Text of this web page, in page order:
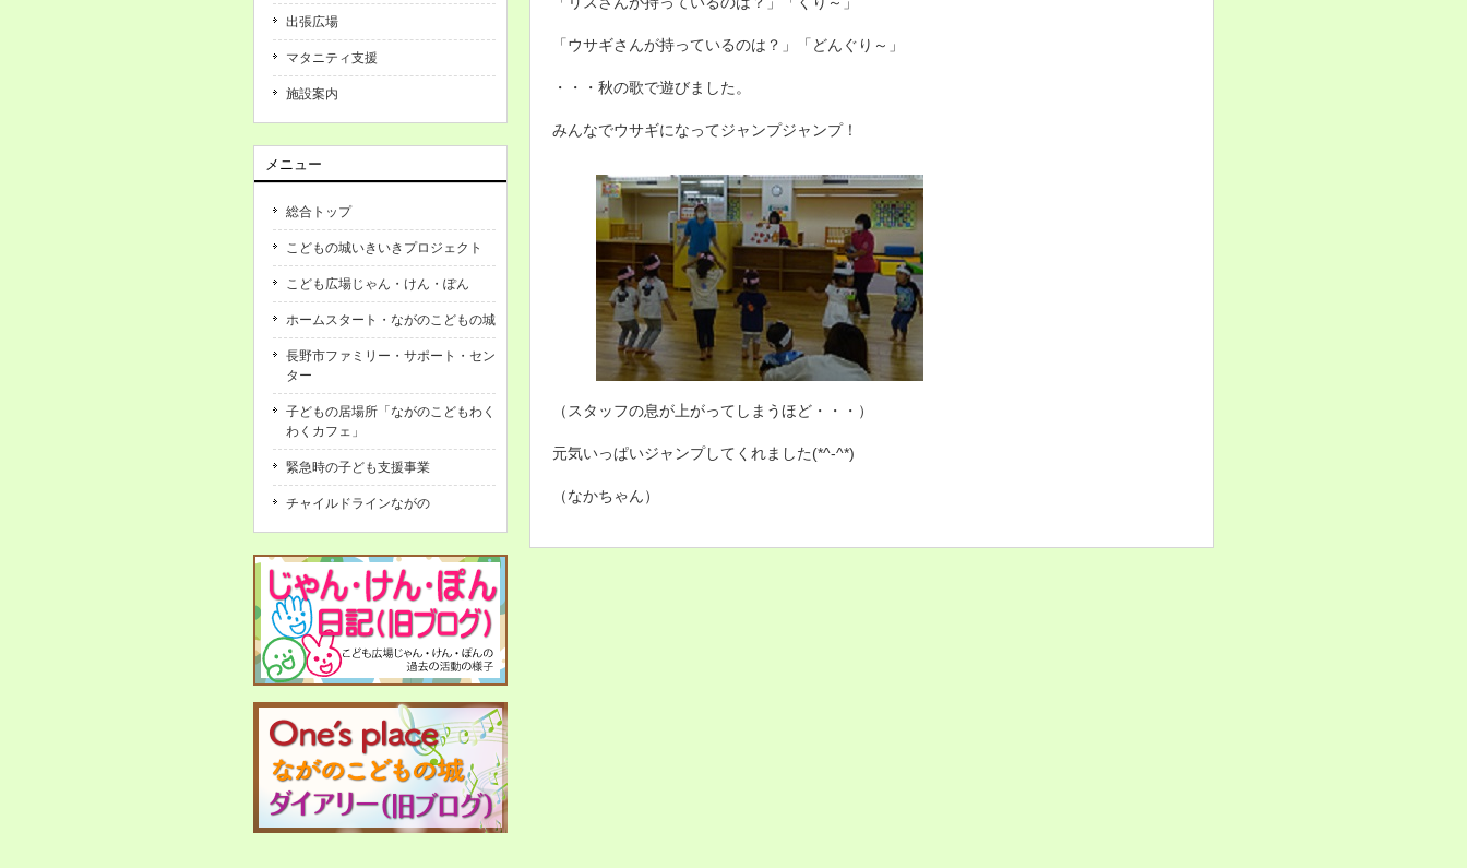
「ウサギさんが持っているのは？」「どんぐり～」
・・・秋の歌で遊びました。
みんなでウサギになってジャンプジャンプ！
（スタッフの息が上がってしまうほど・・・）
元気いっぱいジャンプしてくれました(*^-^*)
（なかちゃん）
出張広場
マタニティ支援
施設案内
メニュー
総合トップ
こどもの城いきいきプロジェクト
こども広場じゃん・けん・ぽん
ホームスタート・ながのこどもの城
長野市ファミリー・サポート・セン
ター
子どもの居場所「ながのこどもわく
わくカフェ」
緊急時の子ども支援事業
チャイルドラインながの